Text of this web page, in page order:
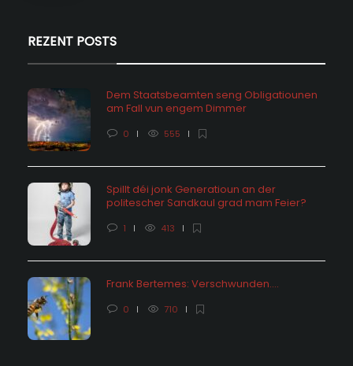
REZENT POSTS
Dem Staatsbeamten seng Obligatiounen
am Fall vun engem Dimmer
0 555
Spillt déi jonk Generatioun an der
politescher Sandkaul grad mam Feier?
1 413
Frank Bertemes: Verschwunden….
0 710